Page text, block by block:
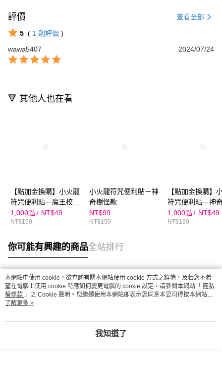
評價 查看全部
5 ( 1 則評價 )
wawa5407
2024/07/24
🔻 其他人也在看
【點加金換購】小火龍
符咒便利貼－魔王校長
款
1,000點+ NT$49
NT$150
小火龍符咒便利貼－神
奇樹怪款
NT$99
NT$150
【點加金換購】
符咒便利貼－神
款
1,000點+ NT$49
NT$150
你可能有興趣的商品全站排行
熱門標籤
本網站中使用 cookie，欲查詢有關本網站使用 cookie 方式之詳情，及若您不希
望在電腦上使用 cookie 時應如何變更電腦的 cookie 設定，請參閱本網站「 隱私
權條款 」之 Cookie 聲明。您繼續使用本網站即表示您同意本公司得按本網站使
用條款之 Cookie 聲明使用 cookie。
了解更多 >
我知道了